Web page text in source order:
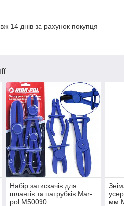
14 днів за рахунок покупця
Набір затискачів для
шлангів та патрубків Mar-
pol M50090
мм